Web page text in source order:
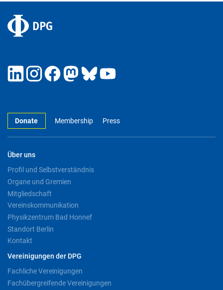
Donate Membership Press
Über uns
Profil und Selbstverständnis
Organe und Gremien
Mitgliedschaft
Vereinskommunikation
Physikzentrum Bad Honnef
Standort Berlin
Kontakt
Vereinigungen der DPG
Fachliche Vereinigungen
Fachübergreifende Vereinigungen